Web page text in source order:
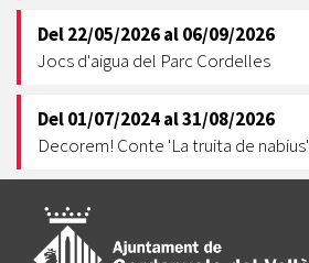
Del22/05/2026al06/09/2026
Jocs d'aigua del Parc Cordelles
Del01/07/2024al31/08/2026
Decorem! Conte 'La truita de nabius'